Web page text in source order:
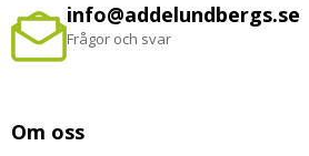
info@addelundbergs.se
Frågor och svar
Om oss